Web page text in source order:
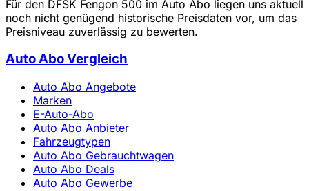
Für den DFSK Fengon 500 im Auto Abo liegen uns aktuell
noch nicht genügend historische Preisdaten vor, um das
Preisniveau zuverlässig zu bewerten.
Auto Abo Vergleich
Auto Abo Angebote
Marken
E-Auto-Abo
Auto Abo Anbieter
Fahrzeugtypen
Auto Abo Gebrauchtwagen
Auto Abo Deals
Auto Abo Gewerbe